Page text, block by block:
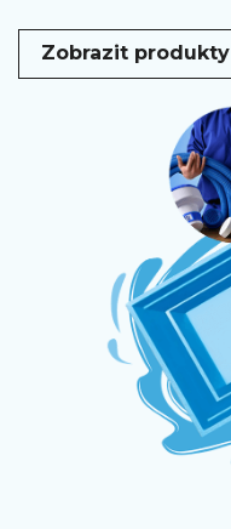
Zobrazit produkty